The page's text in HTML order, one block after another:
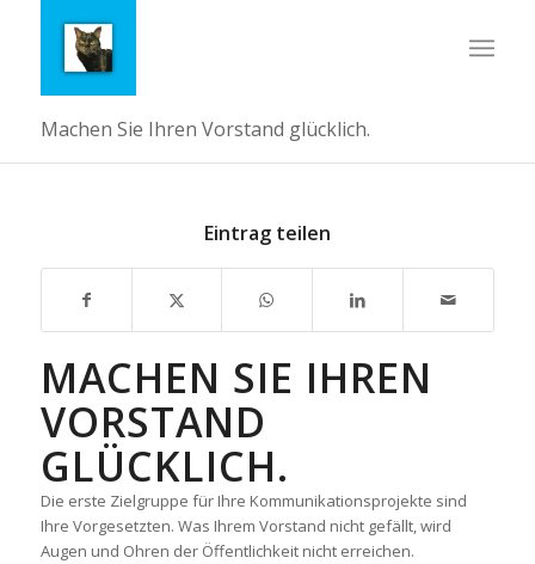
Machen Sie Ihren Vorstand glücklich.
Eintrag teilen
MACHEN SIE IHREN
VORSTAND
GLÜCKLICH.
Die erste Zielgruppe für Ihre Kommunikationsprojekte sind
Ihre Vorgesetzten. Was Ihrem Vorstand nicht gefällt, wird
Augen und Ohren der Öffentlichkeit nicht erreichen.